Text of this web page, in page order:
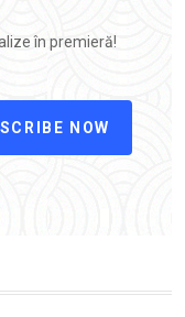
în premieră!
NOW